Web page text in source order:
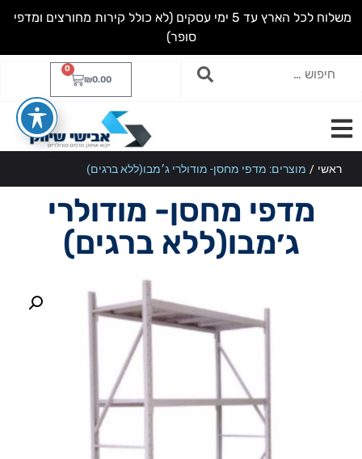
משלוח לכל הארץ עד 5 ימי עסקים (לא כולל קירות מחורצים ומדפי
סופר)
₪0.00
0
ראשי / מוצרים: מדפי מחסן- מודולרי ג׳מבו(ללא ברגים)
מדפי מחסן- מודולרי
ג׳מבו(ללא ברגים)